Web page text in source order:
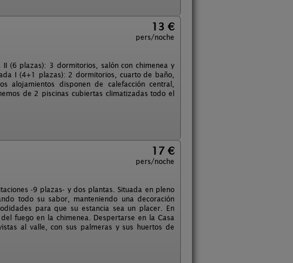
13 €
pers/noche
(6 plazas): 3 dormitorios, salón con chimenea y
I (4+1 plazas): 2 dormitorios, cuarto de baño,
alojamientos disponen de calefacción central,
de 2 piscinas cubiertas climatizadas todo el
17 €
pers/noche
-9 plazas- y dos plantas. Situada en pleno
todo su sabor, manteniendo una decoración
para que su estancia sea un placer. En
fuego en la chimenea. Despertarse en la Casa
al valle, con sus palmeras y sus huertos de